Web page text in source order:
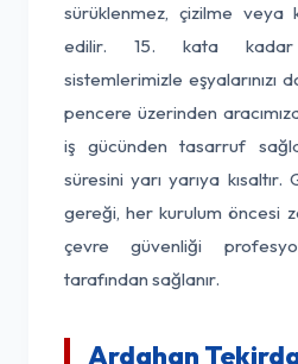
sürüklenmez, çizilme veya
edilir. 15. kata kadar
sistemlerimizle eşyalarınızı
pencere üzerinden
iş gücünden tasarruf
süresini yarı yarıya
gereği, her kurulum öncesi
çevre güvenliği
tarafından sağlanır.
Ardahan